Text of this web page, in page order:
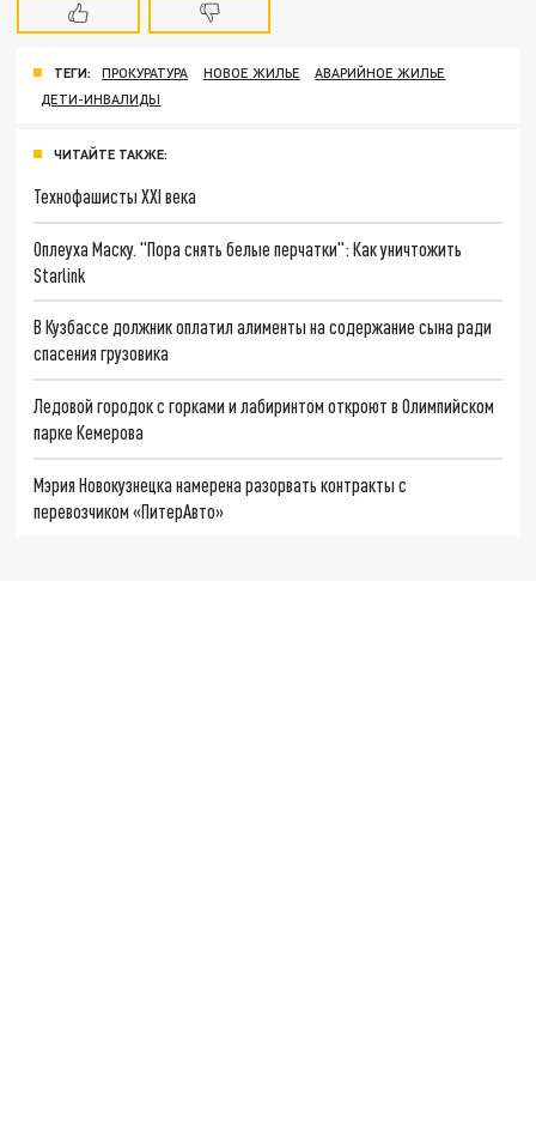
ТЕГИ: ПРОКУРАТУРА НОВОЕ ЖИЛЬЕ
АВАРИЙНОЕ ЖИЛЬЕ
ДЕТИ-ИНВАЛИДЫ
ЧИТАЙТЕ ТАКЖЕ:
Технофашисты XXI века
Оплеуха Маску. "Пора снять белые перчатки": Как уничтожить
Starlink
В Кузбассе должник оплатил алименты на содержание сына ради
спасения грузовика
Ледовой городок с горками и лабиринтом откроют в Олимпийском
парке Кемерова
Мэрия Новокузнецка намерена разорвать контракты с
перевозчиком «ПитерАвто»